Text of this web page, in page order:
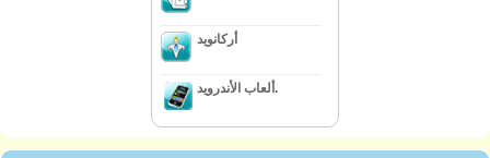
أركانويد
ألعاب الأندرويد.